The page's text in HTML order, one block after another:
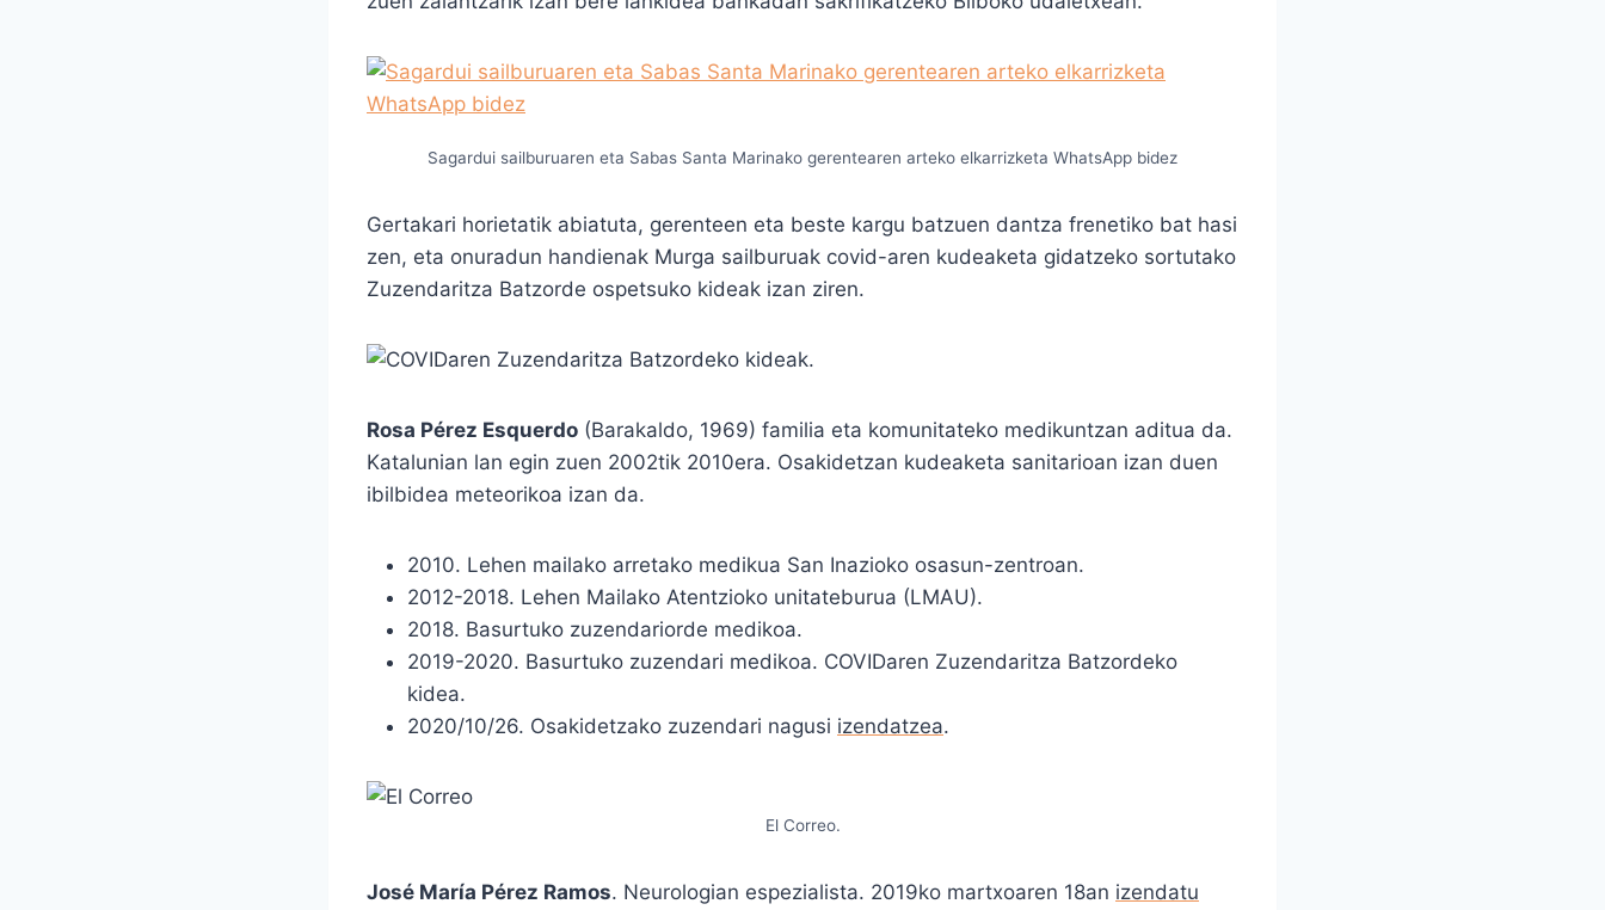
Sagardui sailburuaren eta Sabas Santa Marinako gerentearen arteko elkarrizketa WhatsApp bidez
Gertakari horietatik abiatuta, gerenteen eta beste kargu batzuen dantza frenetiko bat hasi
zen, eta onuradun handienak Murga sailburuak covid-aren kudeaketa gidatzeko sortutako
Zuzendaritza Batzorde ospetsuko kideak izan ziren.
Rosa Pérez Esquerdo (Barakaldo, 1969) familia eta komunitateko medikuntzan aditua da.
Katalunian lan egin zuen 2002tik 2010era. Osakidetzan kudeaketa sanitarioan izan duen
ibilbidea meteorikoa izan da.
2010. Lehen mailako arretako medikua San Inazioko osasun-zentroan.
2012-2018. Lehen Mailako Atentzioko unitateburua (LMAU).
2018. Basurtuko zuzendariorde medikoa.
2019-2020. Basurtuko zuzendari medikoa. COVIDaren Zuzendaritza Batzordeko
kidea.
2020/10/26. Osakidetzako zuzendari nagusi izendatzea.
El Correo.
José María Pérez Ramos. Neurologian espezialista. 2019ko martxoaren 18an izendatu